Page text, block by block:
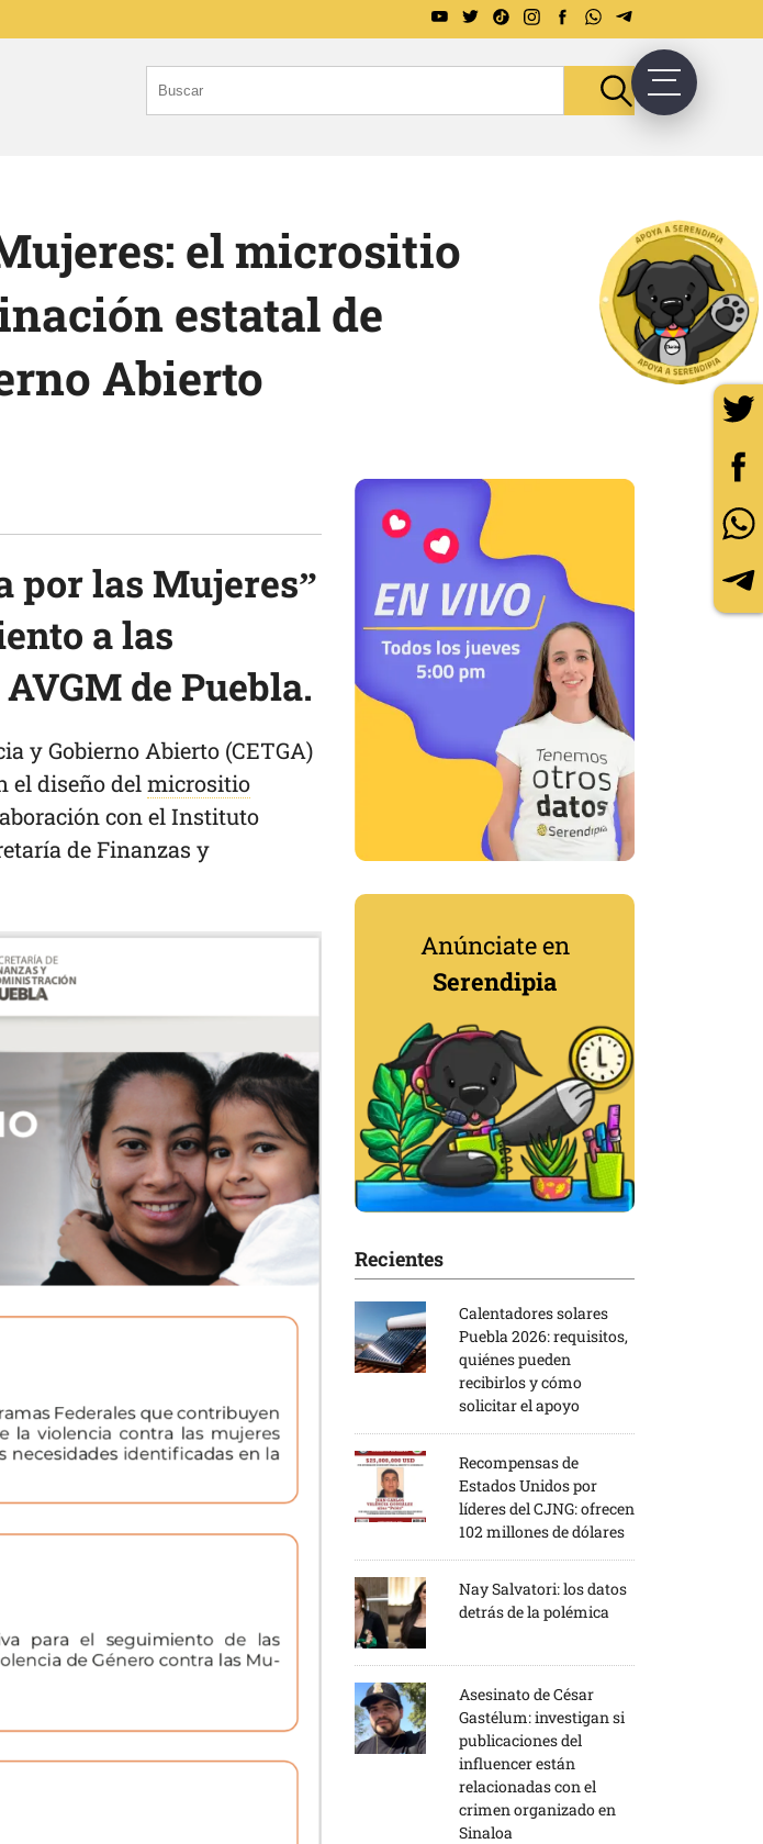
el micrositio
estatal de
Abierto
por las Mujeres”
a las
de Puebla.
y Gobierno Abierto (CETGA)
el diseño delmicrositio
con el Instituto
de Finanzas y
Anúnciate en
Serendipia
Recientes
Calentadores solares
Puebla 2026: requisitos,
quiénes pueden
recibirlos y cómo
solicitar el apoyo
Recompensas de
Estados Unidos por
líderes del CJNG: ofrecen
102 millones de dólares
Nay Salvatori: los datos
detrás de la polémica
Asesinato de César
Gastélum: investigan si
publicaciones del
influencer están
relacionadas con el
crimen organizado en
Sinaloa